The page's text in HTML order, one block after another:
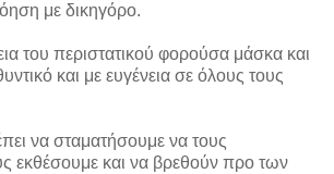
με δικηγόρο.
του περιστατικού φορούσα μάσκα και
και με ευγένεια σε όλους τους
να σταματήσουμε να τους
εκθέσουμε και να βρεθούν προ των